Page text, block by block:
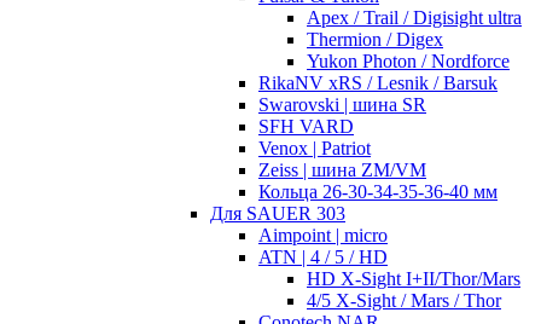
Apex / Trail / Digisight ultra
Thermion / Digex
Yukon Photon / Nordforce
RikaNV xRS / Lesnik / Barsuk
Swarovski | шина SR
SFH VARD
Venox | Patriot
Zeiss | шина ZM/VM
Кольца 26-30-34-35-36-40 мм
Для SAUER 303
Aimpoint | micro
ATN | 4 / 5 / HD
HD X-Sight I+II/Thor/Mars
4/5 X-Sight / Mars / Thor